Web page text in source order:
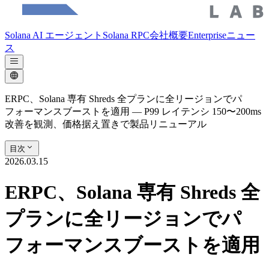
Solana AI エージェント Solana RPC会社概要Enterpriseニュー
ス
ERPC、Solana 専有 Shreds 全プランに全リージョンでパ
フォーマンスブーストを適用 — P99 レイテンシ 150〜200ms
改善を観測、価格据え置きで製品リニューアル
目次
2026.03.15
ERPC、Solana 専有 Shreds 全
プランに全リージョンでパ
フォーマンスブーストを適用